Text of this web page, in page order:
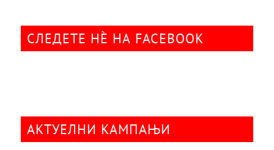
СЛЕДЕТЕ НÈ НА FACEBOOK
АКТУЕЛНИ КАМПАЊИ